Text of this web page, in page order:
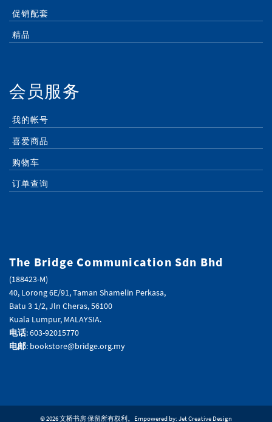
促销配套
精品
会员服务
我的帐号
喜爱商品
购物车
订单查询
The Bridge Communication Sdn Bhd
(188423-M)
40, Lorong 6E/91, Taman Shamelin Perkasa,
Batu 3 1/2, Jln Cheras, 56100
Kuala Lumpur, MALAYSIA.
电话: 603-92015770
电邮: bookstore@bridge.org.my
© 2026 文桥书房 保留所有权利。Empowered by: Jet Creative Design